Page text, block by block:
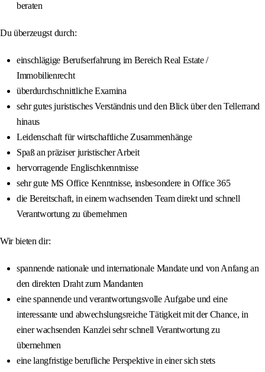
beraten
Du überzeugst durch:
einschlägige Berufserfahrung im Bereich Real Estate /
Immobilienrecht
überdurchschnittliche Examina
sehr gutes juristisches Verständnis und den Blick über den Tellerrand
hinaus
Leidenschaft für wirtschaftliche Zusammenhänge
Spaß an präziser juristischer Arbeit
hervorragende Englischkenntnisse
sehr gute MS Office Kenntnisse, insbesondere in Office 365
die Bereitschaft, in einem wachsenden Team direkt und schnell
Verantwortung zu übernehmen
Wir bieten dir:
spannende nationale und internationale Mandate und von Anfang an
den direkten Draht zum Mandanten
eine spannende und verantwortungsvolle Aufgabe und eine
interessante und abwechslungsreiche Tätigkeit mit der Chance, in
einer wachsenden Kanzlei sehr schnell Verantwortung zu
übernehmen
eine langfristige berufliche Perspektive in einer sich stets